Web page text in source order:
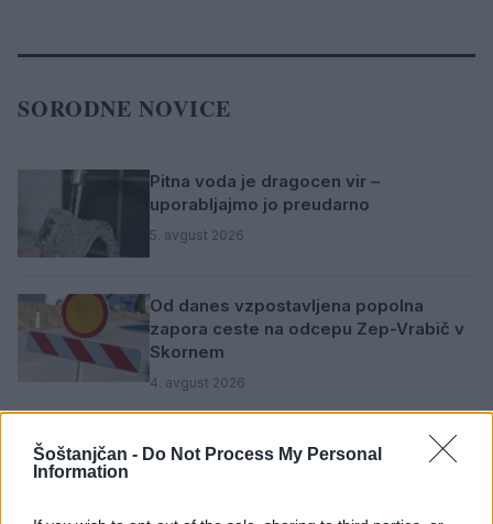
Šoštanjčan - Do Not Process My Personal
Information
SORODNE NOVICE
Pitna voda je dragocen vir –
uporabljajmo jo preudarno
5. avgust 2026
Od danes vzpostavljena popolna
zapora ceste na odcepu Zep-Vrabič v
Skornem
4. avgust 2026
NLB Mobilna poslovalnica Bank&Go bo
avgusta trikrat obiskala šoštanjsko
2. avgust 2026